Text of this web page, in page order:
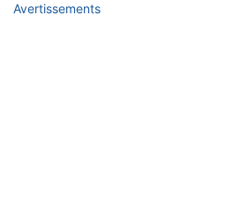
Avertissements